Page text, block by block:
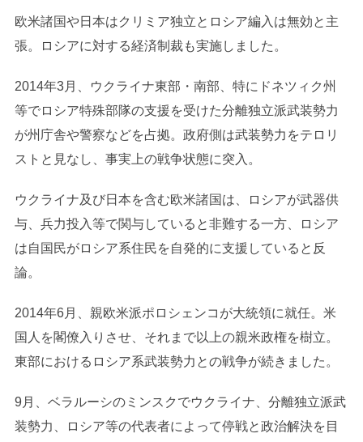
欧米諸国や日本はクリミア独立とロシア編入は無効と主
張。ロシアに対する経済制裁も実施しました。
2014年3月、ウクライナ東部・南部、特にドネツィク州
等でロシア特殊部隊の支援を受けた分離独立派武装勢力
が州庁舎や警察などを占拠。政府側は武装勢力をテロリ
ストと見なし、事実上の戦争状態に突入。
ウクライナ及び日本を含む欧米諸国は、ロシアが武器供
与、兵力投入等で関与していると非難する一方、ロシア
は自国民がロシア系住民を自発的に支援していると反
論。
2014年6月、親欧米派ポロシェンコが大統領に就任。米
国人を閣僚入りさせ、それまで以上の親米政権を樹立。
東部におけるロシア系武装勢力との戦争が続きました。
9月、ベラルーシのミンスクでウクライナ、分離独立派武
装勢力、ロシア等の代表者によって停戦と政治解決を目